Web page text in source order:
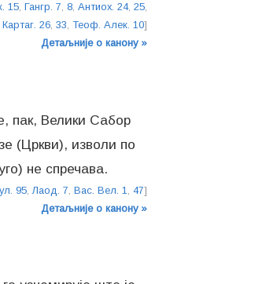
15, Гангр. 7, 8, Антиох. 24, 25,
Картаг. 26, 33, Теоф. Алек. 10]
Детаљније о канону »
пак, Велики Сабор
(Цркви), изволи по
не спречава.
95 Лаод. 7 Вас. Вел. 1 47]
Детаљније о канону »